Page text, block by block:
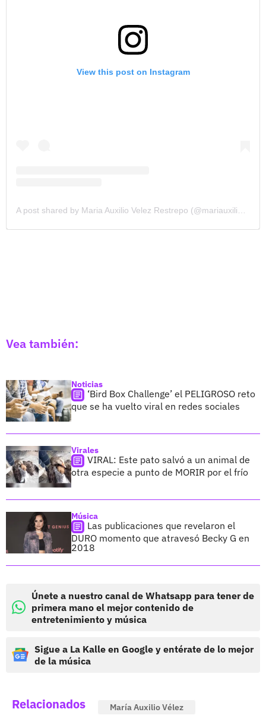
View this post on Instagram
Vea también:
Noticias
‘Bird Box Challenge’ el PELIGROSO reto
que se ha vuelto viral en redes sociales
Virales
VIRAL: Este pato salvó a un animal de
otra especie a punto de MORIR por el frío
Música
Las publicaciones que revelaron el
DURO momento que atravesó Becky G en
2018
Únete a nuestro canal de Whatsapp para tener de
primera mano el mejor contenido de
entretenimiento y música
Sigue a La Kalle en Google y entérate de lo mejor
de la música
Relacionados María Auxilio Vélez